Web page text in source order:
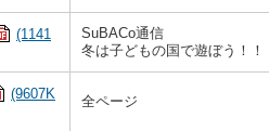
(1141
SuBACo通信
冬は子どもの国で遊ぼう！！
(9607K
全ページ